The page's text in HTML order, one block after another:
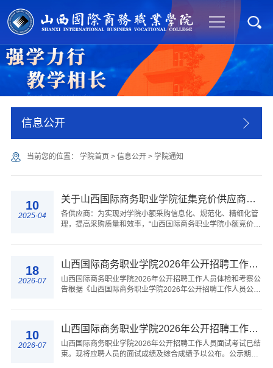
信息公开
当前您的位置： 学院首页 > 信息公开> 学院通知
10
2025-04
关于山西国际商务职业学院征集竞价供应商的通知
各供应商：为实现对学院小额采购信息化、规范化、精细化管
理，提高采购质量和效率，“山西国际商务职业学院小额竞价采
18
2026-07
山西国际商务职业学院2026年公开招聘工作人员体检和考察公告
山西国际商务职业学院2026年公开招聘工作人员体检和考察公
告根据《山西国际商务职业学院2026年公开招聘工作人员公
10
2026-07
山西国际商务职业学院2026年公开招聘工作人员面试成绩及综合成绩公告
山西国际商务职业学院2026年公开招聘工作人员面试考试已结
束。现将应聘人员的面试成绩及综合成绩予以公布。公示期自